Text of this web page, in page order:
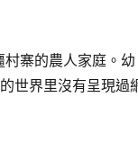
寨的農人家庭。幼
世界里沒有呈現過